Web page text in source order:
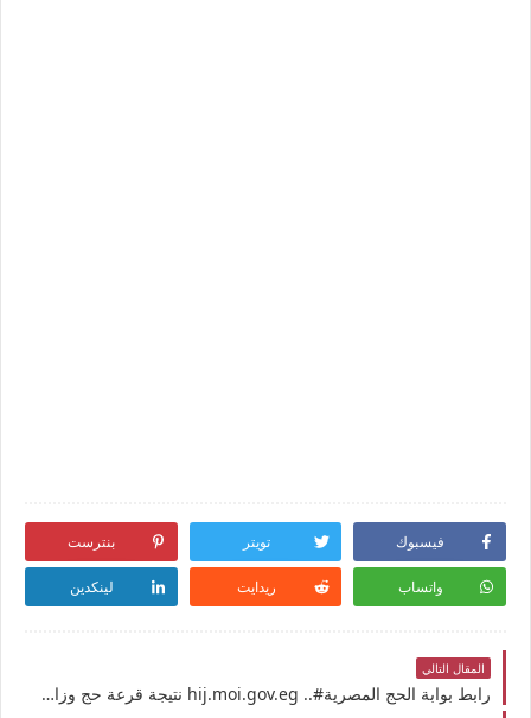
فيسبوك تويتر بنترست
واتساب ريدايت لينكدين
المقال التالي
رابط بوابة الحج المصرية#.. hij.moi.gov.eg نتيجة قرعة حج وزارة الداخلية في مصر 2026 بالرقم القومي موقع البوابة المصرية الموحدة للحج قرعة الحج أسماء المقبولين الناجحين برقم المصنع